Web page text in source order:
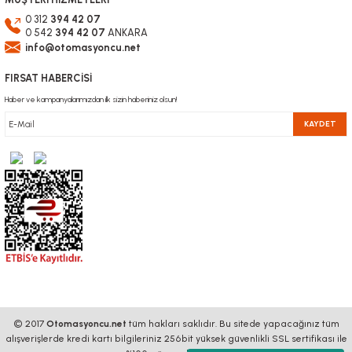
0 312 394 42 07
0 542 394 42 07 ANKARA
info@otomasyoncu.net
FIRSAT HABERCİSİ
Haber ve kampanyalarımızdan ilk sizin haberiniz olsun!
KAYDET
© 2017 Otomasyoncu.net tüm hakları saklıdır. Bu sitede yapacağınız tüm
alışverişlerde kredi kartı bilgileriniz 256bit yüksek güvenlikli SSL sertifikası ile